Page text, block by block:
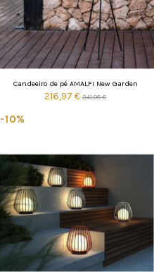
Candeeiro de pé AMALFI New Garden
216,97 € 241,08 €
-10%